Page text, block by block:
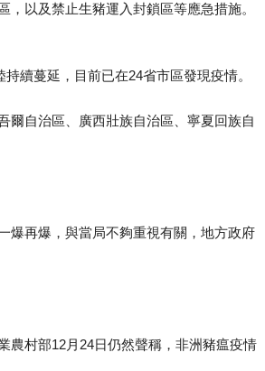
以及禁止生豬運入封鎖區等應急措施。
續蔓延，目前已在24省市區發現疫情。
爾自治區、廣西壯族自治區、寧夏回族自
爆再爆，與當局不夠重視有關，地方政府
農村部12月24日仍然聲稱，非洲豬瘟疫情